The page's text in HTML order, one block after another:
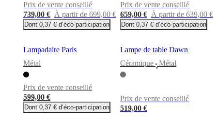
Prix de vente conseillé
739,00 € À partir de 699,00 €
Dont 0,37 € d’éco-participation
Prix de vente conseillé
659,00 € À partir de 639,00 €
Dont 0,37 € d’éco-participation
Lampadaire Paris
Métal
Prix de vente conseillé
599,00 €
Dont 0,37 € d’éco-participation
Lampe de table Dawn
Céramique
•
Métal
Prix de vente conseillé
519,00 €